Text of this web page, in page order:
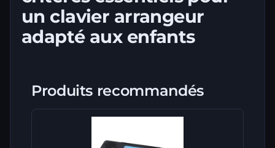
un clavier arrangeur
adapté aux enfants
Produits recommandés